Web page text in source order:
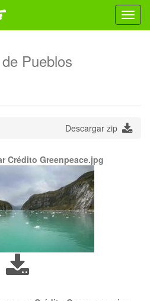
Pueblos
Descargar zip
Crédito Greenpeace.jpg